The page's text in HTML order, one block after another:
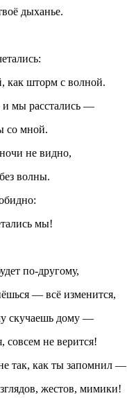
дыханье.
как шторм с волной.
мы расстались —
со мной.
не видно,
волны.
мы!
по-другому,
— всё изменится,
скучаешь дому —
совсем не верится!
так, как ты запомнил —
жестов, мимики!